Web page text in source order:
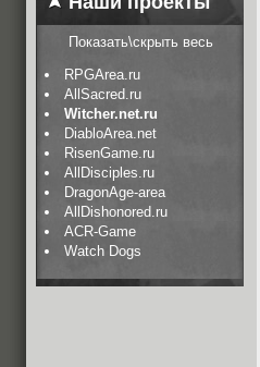
Показать\скрыть весь
RPGArea.ru
AllSacred.ru
Witcher.net.ru
DiabloArea.net
RisenGame.ru
AllDisciples.ru
DragonAge-area
AllDishonored.ru
ACR-Game
Watch Dogs